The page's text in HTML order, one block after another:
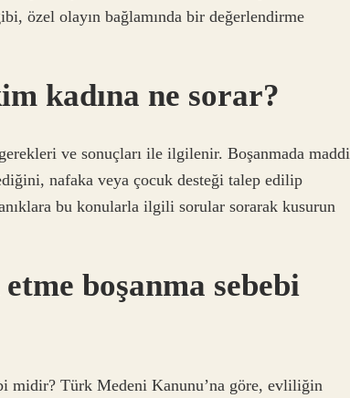
özel olayın bağlamında bir değerlendirme
kadına ne sorar?
ve sonuçları ile ilgilenir. Boşanmada maddi
nafaka veya çocuk desteği talep edilip
bu konularla ilgili sorular sorarak kusurun
boşanma sebebi
midir? Türk Medeni Kanunu’na göre, evliliğin